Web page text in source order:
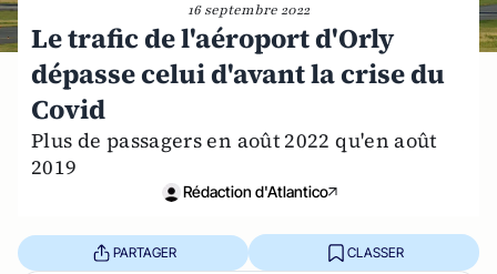
16 septembre 2022
Le trafic de l'aéroport d'Orly
dépasse celui d'avant la crise du
Covid
Plus de passagers en août 2022 qu'en août
2019
Rédaction d'Atlantico
PARTAGER CLASSER